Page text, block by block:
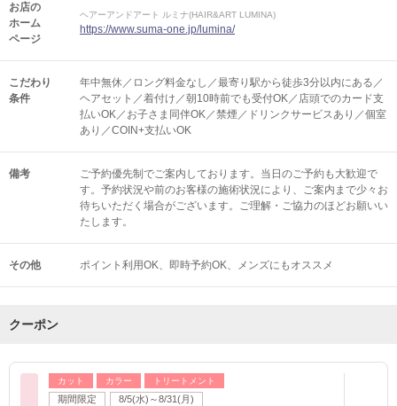
お店の
ホーム
ページ
ヘアーアンドアート ルミナ(HAIR&ART LUMINA)
https://www.suma-one.jp/lumina/
こだわり
条件
年中無休／ロング料金なし／最寄り駅から徒歩3分以内にある／
ヘアセット／着付け／朝10時前でも受付OK／店頭でのカード支
払いOK／お子さま同伴OK／禁煙／ドリンクサービスあり／個室
あり／COIN+支払いOK
備考
ご予約優先制でご案内しております。当日のご予約も大歓迎で
す。予約状況や前のお客様の施術状況により、ご案内まで少々お
待ちいただく場合がございます。ご理解・ご協力のほどお願いい
たします。
その他 ポイント利用OK 即時予約OK メンズにもオススメ
クーポン
カット カラー トリートメント
期間限定 8/5(水)～8/31(月)